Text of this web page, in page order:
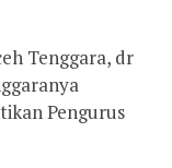
Tenggara, dr
Pengurus